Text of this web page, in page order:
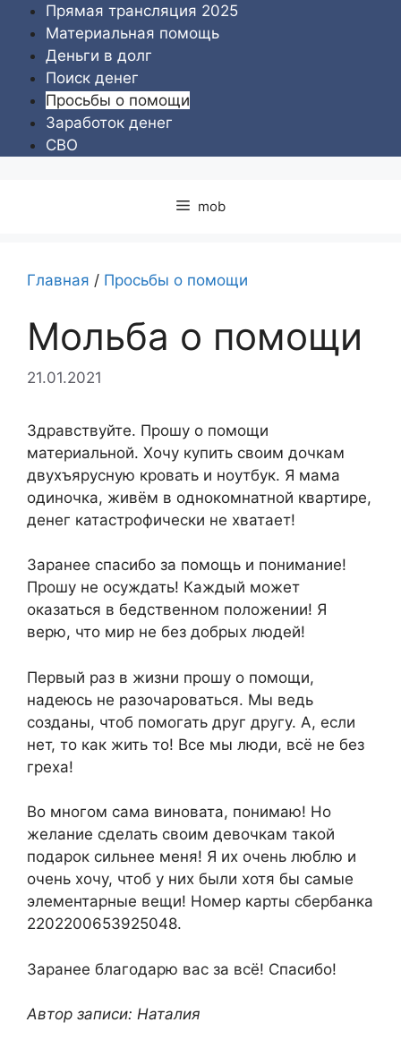
Перейти
содержимому
Прямая трансляция 2025
Материальная помощь
Деньги в долг
Поиск денег
Просьбы о помощи
Заработок денег
СВО
mob
Главная / Просьбы о помощи
Мольба о помощи
21.01.2021
Здравствуйте. Прошу о помощи
материальной. Хочу купить своим дочкам
двухъярусную кровать и ноутбук. Я мама
одиночка, живём в однокомнатной квартире,
денег катастрофически не хватает!
Заранее спасибо за помощь и понимание!
Прошу не осуждать! Каждый может
оказаться в бедственном положении! Я
верю, что мир не без добрых людей!
Первый раз в жизни прошу о помощи,
надеюсь не разочароваться. Мы ведь
созданы, чтоб помогать друг другу. А, если
нет, то как жить то! Все мы люди, всё не без
греха!
Во многом сама виновата, понимаю! Но
желание сделать своим девочкам такой
подарок сильнее меня! Я их очень люблю и
очень хочу, чтоб у них были хотя бы самые
элементарные вещи! Номер карты сбербанка
2202200653925048.
Заранее благодарю вас за всё! Спасибо!
Автор записи: Наталия